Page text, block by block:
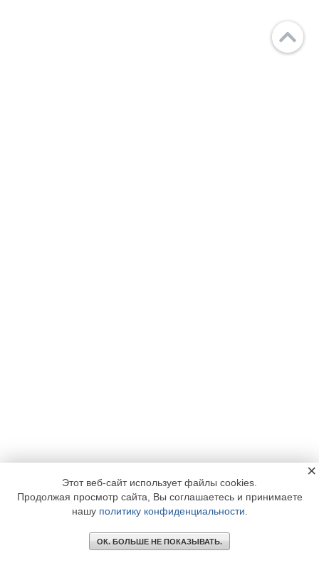
Этот веб-сайт использует файлы cookies.
Продолжая просмотр сайта, Вы соглашаетесь и принимаете
нашу политику конфиденциальности
ОК. БОЛЬШЕ НЕ ПОКАЗЫВАТЬ.
×